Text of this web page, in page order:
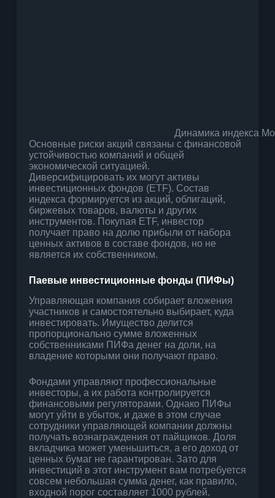
Динамика индекса
Основные риски акций связаны с финансовой
устойчивостью компаний и общей
экономической ситуацией.
Диверсифицировать их могут активы
инвестиционных фондов (ETF). Состав
индекса формируется из акций, облигаций,
биржевых товаров, валюты и других
инструментов. Покупая ETF, инвестор
получает право на долю прибыли от набора
ценных активов в составе фондов, но не
является их собственником.
Паевые инвестиционные фонды (ПИФы)
Управляющая компания собирает вложения
участников и самостоятельно выбирает, куда
инвестировать. Имущество делится
пропорционально сумме вложенных
собственниками ПИФа денег на доли, на
владение которыми они получают право.
Фондами управляют профессиональные
инвесторы, а их работа контролируется
финансовыми регуляторами. Однако ПИФы
могут уйти в убыток, и даже в этом случае
сотрудники управляющей компании должны
получать вознаграждения от пайщиков. Доля
вкладчика может уменьшиться, а его доход от
ценных бумаг не гарантирован. Зато для
инвестиций в этот инструмент вам потребуется
совсем небольшая сумма денег, как правило,
входной порог составляет 1000 рублей.